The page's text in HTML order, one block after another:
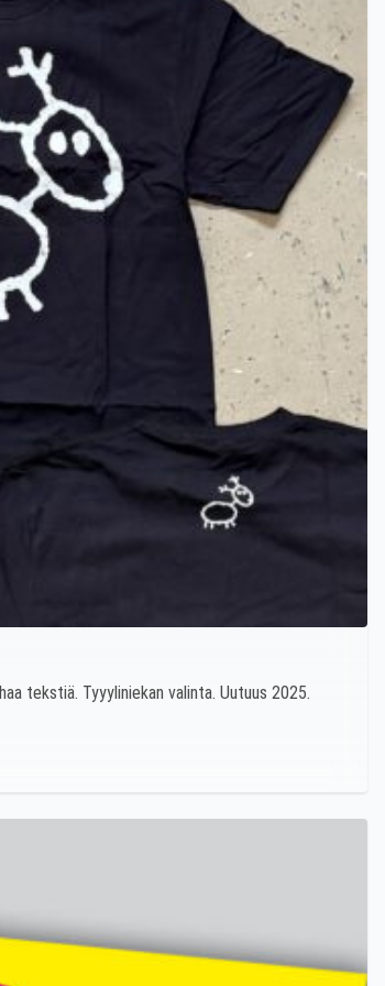
tekstiä. Tyyyliniekan valinta. Uutuus 2025.